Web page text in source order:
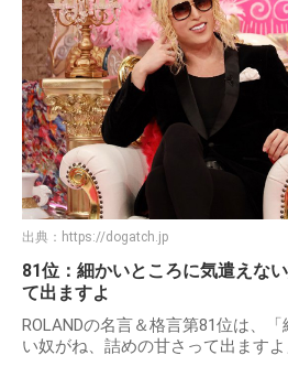
出典： https://dogatch.jp
81位：細かいところに気遣えな
て出ますよ
ROLANDの名言＆格言第81位は、
い奴がね、詰めの甘さって出ますよ